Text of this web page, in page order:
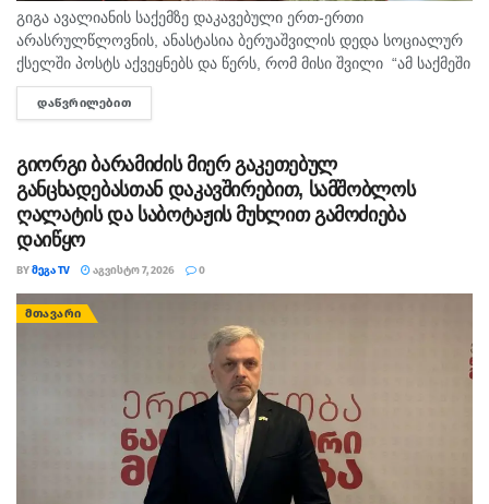
გიგა ავალიანის საქემზე დაკავებული ერთ-ერთი
არასრულწლოვნის, ანასტასია ბერუაშვილის დედა სოციალურ
ქსელში პოსტს აქვეყნებს და წერს, რომ მისი შვილი “ამ საქმეში
მართლაც რომ თავში კი არა შუაშიც არაა.“ მისი თქმით, ის
რომ...
ᲓᲐᲬᲕᲠᲘᲚᲔᲑᲘᲗ
გიორგი ბარამიძის მიერ გაკეთებულ
განცხადებასთან დაკავშირებით, სამშობლოს
ღალატის და საბოტაჟის მუხლით გამოძიება
დაიწყო
BYᲛᲔᲒᲐ TV ᲐᲒᲕᲘᲡᲢᲝ 7, 2026 0
ᲛᲗᲐᲕᲐᲠᲘ